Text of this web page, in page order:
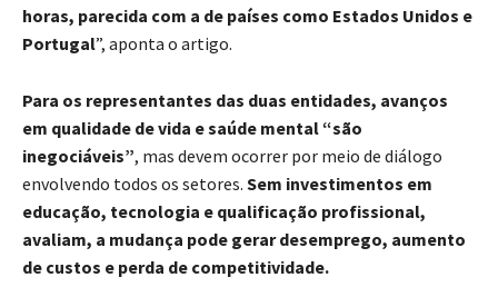
horas, parecida com a de países como Estados Unidos e
Portugal”, aponta o artigo.
Para os representantes das duas entidades, avanços
em qualidade de vida e saúde mental “são
inegociáveis”, mas devem ocorrer por meio de diálogo
envolvendo todos os setores. Sem investimentos em
educação, tecnologia e qualificação profissional,
avaliam, a mudança pode gerar desemprego, aumento
de custos e perda de competitividade.